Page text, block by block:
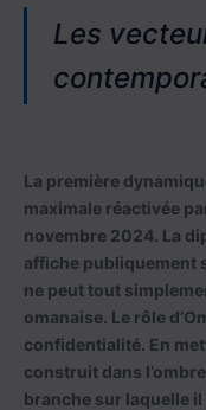
Les
La première
maximale réactivée
novembre 2024. La
affiche publiquement
ne peut tout
omanaise. Le rôle
confidentialité. En
construit dans
branche sur laquelle